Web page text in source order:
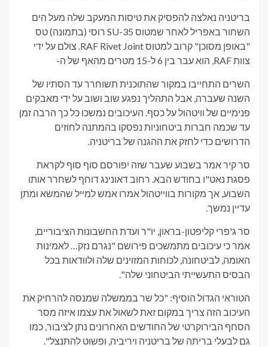
בריטניה נאלצה להפסיק את טיסות המעקב שלה מעל הים
השחור באפריל לאחר שמטוס SU-35 רוסי (בתמונה) טס
"באופן מסוכן" קרוב למטוס RAF Rivet Joint. צולם על ידי
צוות RAF, הוא עבר בין 6 ל-15 מטרים מהאף של ה-
השרים התחייבו במקור שהתוכנית תשוחרר עד הסתיו של
השנה שעברה, אבל התהליך נפגע שוב ושוב על ידי מאבקים
פנימיים של וויטהול על כסף. העיכובים נמשכו כל כך הרבה זמן
עד שכמה חברות ביטחוניות נפסקו בהמתנה לחוזים
הדרושים כדי לחזק את ההגנה של בריטניה.
סר קיר אמר בשבוע שעבר שזה יפורסם סוף סוף לקראת
פסגת נאט"ו בחודש הבא. רחוב דאונינג דוחף לשחרר אותו
השבוע, אך מקורות בווייטהול אמרו אמש למייל שהמשא ומתן
עדיין נמשך.
סר ג'פרי קליפטון-בראון, יו"ר ועדת החשבונות הציבוריים,
אמר כי עיכובים מתמשכים פירושם "נגרם נזק… לאמינות
האומה, לביטחונה, לכוחות המזוינים שלה ולוודאות בכל
הבסיס התעשייתי הביטחוני שלה".
הטוראי הגדול הוסיף: "כל שר בממשלה שמנסה להרחיק את
העיכוב הזה צריך במקום זאת לשאול את עצמו איזה מסר
הסחף הבירוקרטי של החודשים האחרונים נתן לציבור, כמו
גם לבעלי בריתה של בריטניה ויריביה, ופשוט להתנצל".